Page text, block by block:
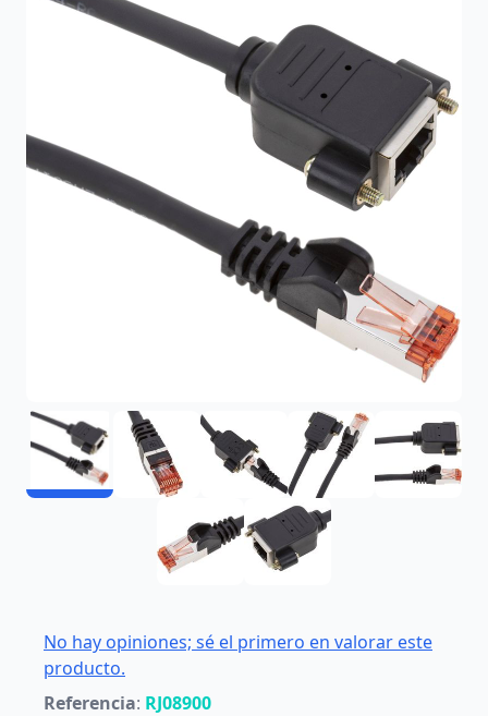
No hay opiniones; sé el primero en valorar este
producto.
Referencia: RJ08900